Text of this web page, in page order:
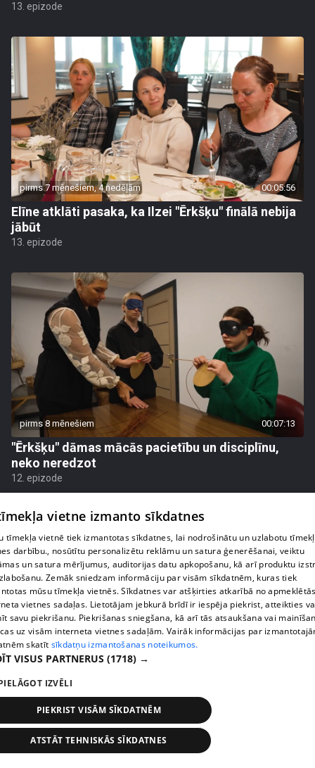
13. epizode
pirms 7 mēnešiem, 4 nedēļām 00:05:56
Elīne atklāti pasaka, ka Ilzei "Ērkšķu" finālā nebija
jābūt
13. epizode
pirms 8 mēnešiem 00:07:13
"Ērkšķu" dāmas mācās pacietību un disciplīnu,
neko neredzot
12. epizode
pirms 8 mēnešiem
Sarunā ar Inesi Supi "Ērkšķu" Evita izplūst asarās
12. epizode
vietne izmanto sīkdatnes
tīmekļa vietnē tiek izmantotas sīkdatnes, lai nodrošinātu un uzlabotu
darbību., nosūtītu personalizētu reklāmu un satura ģenerēšanai, veiktu
un satura mērījumus, auditorijas datu apkopošanu, kā arī produktu
Zemāk sniedzam informāciju par visām sīkdatnēm, kuras tiek
mūsu tīmekļa vietnēs. Sīkdatnes var atšķirties atkarībā no
vietnes sadaļas. Lietotājam jebkurā brīdī ir iespēja piekrist, atteikties
savu piekrišanu. Piekrišanas sniegšana, kā arī tās atsaukšana vai
uz visām interneta vietnes sadaļām. Vairāk informācijas par
skatīt sīkdatņu izmantošanas noteikumos.
VISUS PARTNERUS (1718) →
IZVĒLI
PIEKRIST VISĀM SĪKDATNĒM
ATSTĀT TEHNISKĀS SĪKDATNES